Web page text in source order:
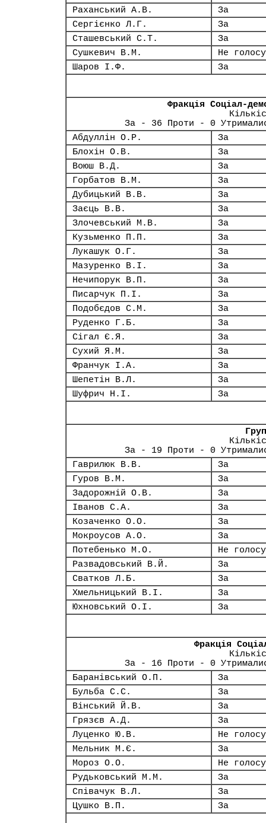
Раханський А.В.
За
Сергієнко Л.Г.
За
Сташевський С.Т.
За
Сушкевич В.М.
Не
Шаров І.Ф.
За
Фракція Соціал-
За - 36 Проти - 0
Абдуллін О.Р.
За
Блохін О.В.
За
Воюш В.Д.
За
Горбатов В.М.
За
Дубицький В.В.
За
Заєць В.В.
За
Злочевський М.В.
За
Кузьменко П.П.
За
Лукашук О.Г.
За
Мазуренко В.І.
За
Нечипорук В.П.
За
Писарчук П.І.
За
Подобєдов С.М.
За
Руденко Г.Б.
За
Сігал Є.Я.
За
Сухий Я.М.
За
Франчук І.А.
За
Шепетін В.Л.
За
Шуфрич Н.І.
За
За - 19 Проти - 0
Гаврилюк В.В.
За
Гуров В.М.
За
Задорожній О.В.
За
Іванов С.А.
За
Козаченко О.О.
За
Мокроусов А.О.
За
Потебенько М.О.
Не
Развадовський В.Й.
За
Сватков Л.Б.
За
Хмельницький В.І.
За
Юхновський О.І.
За
Фракція
За - 16 Проти - 0
Баранівський О.П.
За
Бульба С.С.
За
Вінський Й.В.
За
Грязєв А.Д.
За
Луценко Ю.В.
Не
Мельник М.Є.
За
Мороз О.О.
Не
Рудьковський М.М.
За
Співачук В.Л.
За
Цушко В.П.
За